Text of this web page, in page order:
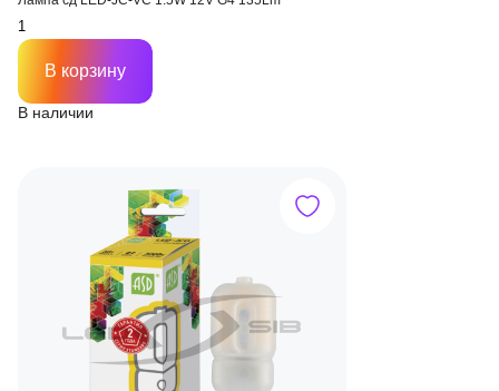
В наличии
В корзину